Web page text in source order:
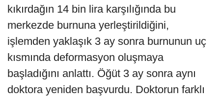
kıkırdağın 14 bin lira karşılığında bu
merkezde burnuna yerleştirildiğini,
işlemden yaklaşık 3 ay sonra burnunun uç
kısmında deformasyon oluşmaya
başladığını anlattı. Öğüt 3 ay sonra aynı
doktora yeniden başvurdu. Doktorun farklı